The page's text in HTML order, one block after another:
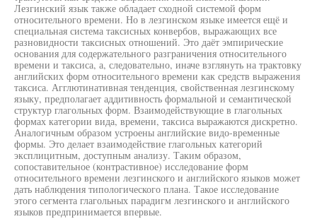
Лезгинский язык также обладает сходной системой форм
относительного времени. Но в лезгинском языке имеется ещё и
специальная система таксисных конвербов, выражающих все
разновидности таксисных отношений. Это даёт эмпирические
основания для содержательного разграничения относительного
времени и таксиса, а, следовательно, иначе взглянуть на трактовку
английских форм относительного времени как средств выражения
таксиса. Агглютинативная тенденция, свойственная лезгинскому
языку, предполагает аддитивность формальной и семантической
структур глагольных форм. Взаимодействующие в глагольных
формах категории вида, времени, таксиса выражаются дискретно.
Аналогичным образом устроены английские видо-временные
формы. Это делает взаимодействие глагольных категорий
эксплицитным, доступным анализу. Таким образом,
сопоставительное (контрастивное) исследование форм
относительного времени лезгинского и английского языков может
дать наблюдения типологического плана. Такое исследование
этого сегмента глагольных парадигм лезгинского и английского
языков предпринимается впервые.